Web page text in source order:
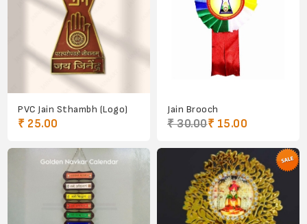
PVC Jain Sthambh (Logo)
₹ 25.00
Jain Brooch
₹ 30.00₹ 15.00